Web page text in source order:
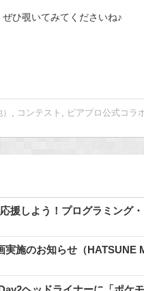
ひ覗いてみてくださいね♪
コンテスト ピアプロ公式コラ
援しよう！プログラミング
実施のお知らせ（HATSUNE